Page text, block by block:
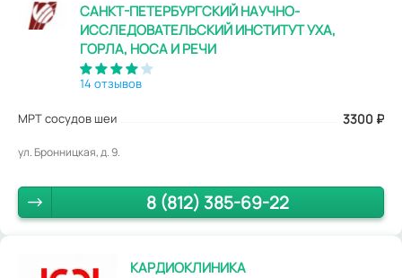
САНКТ-ПЕТЕРБУРГСКИЙ НАУЧНО-
ИССЛЕДОВАТЕЛЬСКИЙ ИНСТИТУТ УХА,
ГОРЛА, НОСА И РЕЧИ
14 отзывов
МРТ сосудов шеи 3300 ₽
ул. Бронницкая, д. 9.
8 (812) 385-69-22
КАРДИОКЛИНИКА